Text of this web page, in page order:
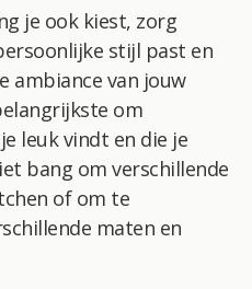
je ook kiest, zorg
stijl past en
ambiance van jouw
om
leuk vindt en die je
bang om verschillende
of om te
maten en